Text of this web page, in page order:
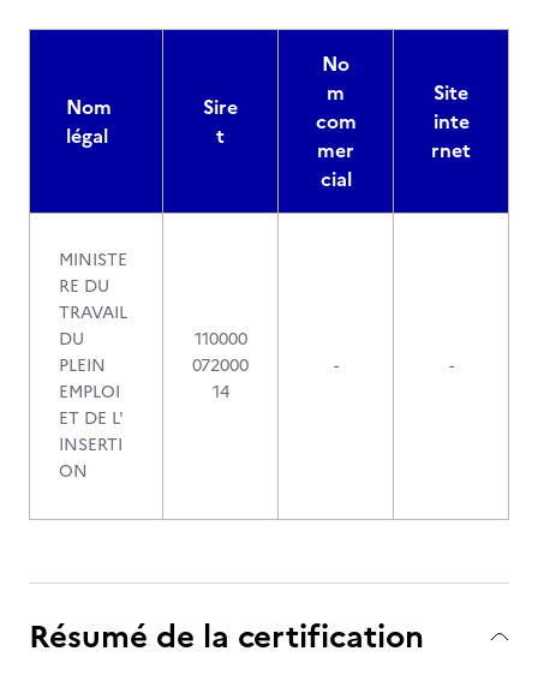
Nom
légal
Sire
t
No
m
com
mer
cial
Site
inte
rnet
MINISTE
RE DU
TRAVAIL
DU
PLEIN
EMPLOI
ET DE L'
INSERTI
ON
110000
072000
14
- -
Résumé de la certification